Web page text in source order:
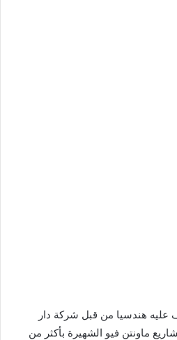
عليه هندسيا من قبل شركة دار
ماونتن فيو الشهيرة بأكثر من